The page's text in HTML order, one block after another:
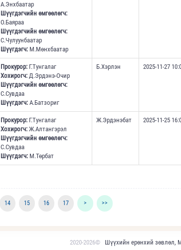
А.Энхбаатар
Шүүгдэгчийн өмгөөлөгч:
О.Баяраа
Шүүгдэгчийн өмгөөлөгч:
С.Чулуунбаатар
Шүүгдэгч:М.Мөнхбаатар
Прокурор:Г.Тунгалаг
Хохирогч:Д.Эрдэнэ-Очир
Шүүгдэгчийн өмгөөлөгч:
С.Сувдаа
Шүүгдэгч:А.Батзориг
Б.Хэрлэн 2025-11-27
Прокурор:Г.Тунгалаг
Хохирогч:Ж.Алтангэрэл
Шүүгдэгчийн өмгөөлөгч:
С.Сувдаа
Шүүгдэгч:М.Төрбат
Ж.Эрдэнэбат 2025-11-25
14 15 16 17 > >>
2020-2026© Шүүхийн ерөнхий зөвлөл,